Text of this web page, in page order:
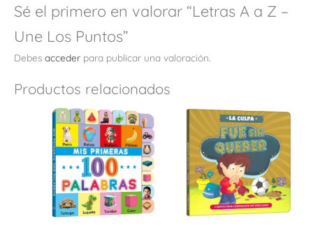
Sé el primero en valorar “Letras A a Z –
Une Los Puntos”
Debes acceder para publicar una valoración.
Productos relacionados